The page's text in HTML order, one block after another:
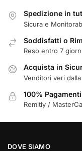
Spedizione in
Sicura e
Soddisfatti o
Reso entro 7
Acquista in
Venditori veri
100%
Remitly /
DOVE SIAMO